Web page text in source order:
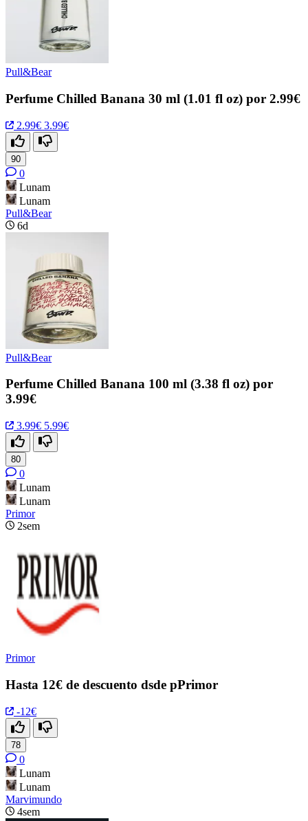
Pull&Bear
Perfume Chilled Banana 30 ml (1.01 fl oz) por 2.99€
2.99€ 3.99€
90
0
Lunam
Lunam
Pull&Bear
6d
Pull&Bear
Perfume Chilled Banana 100 ml (3.38 fl oz) por
3.99€
3.99€ 5.99€
80
0
Lunam
Lunam
Primor
2sem
Primor
Hasta 12€ de descuento dsde pPrimor
-12€
78
0
Lunam
Lunam
Marvimundo
4sem